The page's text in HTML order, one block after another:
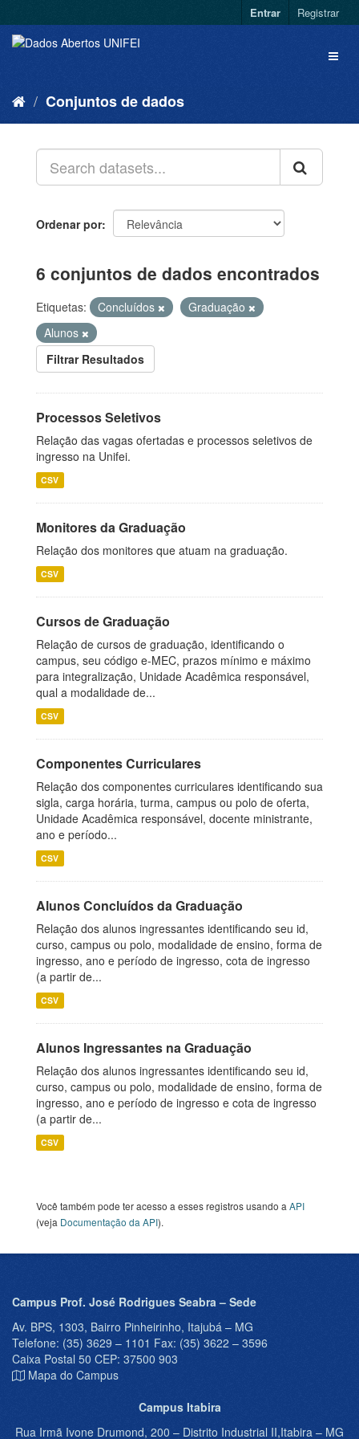
Entrar Registrar
Conjuntos de dados
Ordenar por
6 conjuntos de dados encontrados
Etiquetas: Concluídos
Graduação
Alunos
Filtrar Resultados
Processos Seletivos
Relação das vagas ofertadas e processos seletivos de
ingresso na Unifei.
CSV
Monitores da Graduação
Relação dos monitores que atuam na graduação.
CSV
Cursos de Graduação
Relação de cursos de graduação, identificando o
campus, seu código e-MEC, prazos mínimo e máximo
para integralização, Unidade Acadêmica responsável,
qual a modalidade de...
CSV
Componentes Curriculares
Relação dos componentes curriculares identificando sua
sigla, carga horária, turma, campus ou polo de oferta,
Unidade Acadêmica responsável, docente ministrante,
ano e período...
CSV
Alunos Concluídos da Graduação
Relação dos alunos ingressantes identificando seu id,
curso, campus ou polo, modalidade de ensino, forma de
ingresso, ano e período de ingresso, cota de ingresso
(a partir de...
CSV
Alunos Ingressantes na Graduação
Relação dos alunos ingressantes identificando seu id,
curso, campus ou polo, modalidade de ensino, forma de
ingresso, ano e período de ingresso e cota de ingresso
(a partir de...
CSV
Você também pode ter acesso a esses registros usando a API
(veja Documentação da API).
Campus Prof. José Rodrigues Seabra – Sede
Av. BPS, 1303, Bairro Pinheirinho, Itajubá – MG
Telefone: (35) 3629 – 1101 Fax: (35) 3622 – 3596
Caixa Postal 50 CEP: 37500 903
Mapa do Campus
Campus Itabira
Rua Irmã Ivone Drumond, 200 – Distrito Industrial II,Itabira – MG